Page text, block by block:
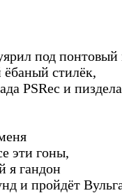
под
стилёк,
PSRec и
эти гоны,
я гандон
и пройдёт